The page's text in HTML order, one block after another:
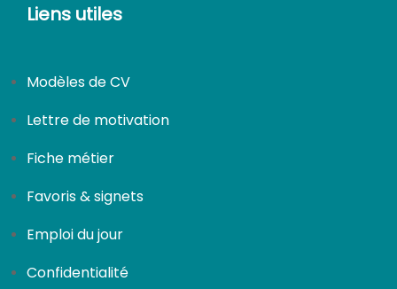
Liens utiles
Modèles de CV
Lettre de motivation
Fiche métier
Favoris & signets
Emploi du jour
Confidentialité